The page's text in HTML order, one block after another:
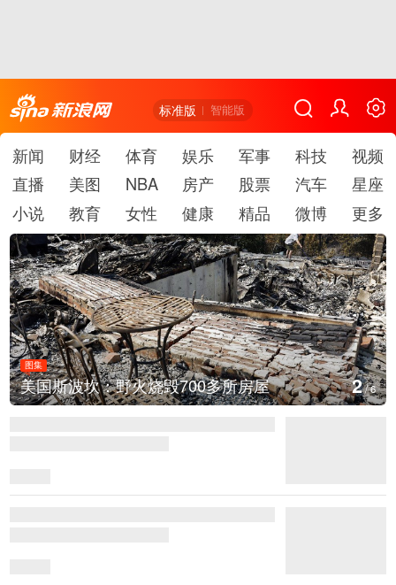
标准版 智能版
新闻 财经 体育 娱乐 军事 科技
视频
直播
美图 NBA 房产 股票 汽车
星座
小说
教育 女性 健康 精品 微博 更多
图集
美国斯波坎：野火烧毁700多所房屋 2/6